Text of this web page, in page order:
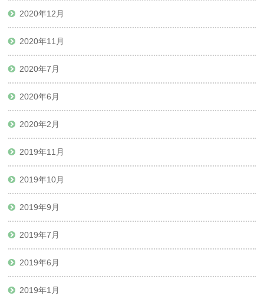
2020年12月
2020年11月
2020年7月
2020年6月
2020年2月
2019年11月
2019年10月
2019年9月
2019年7月
2019年6月
2019年1月